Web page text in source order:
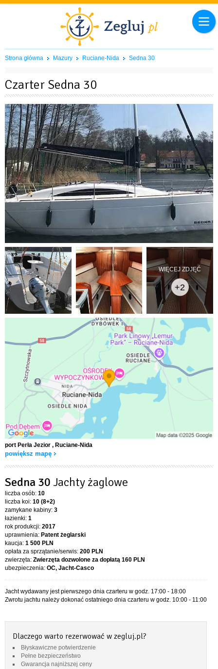
Strona główna Mazury Ruciane-Nida Sedna 30
Czarter Sedna 30
WIĘCEJ ZDJĘĆ
+2
port Perła Jezior , Ruciane-Nida
powiększ mapę
Sedna 30 Jachty żaglowe
liczba osób: 10
liczba koi: 10 (8+2)
zamykane kabiny: 3
łazienki: 1
rok produkcji: 2017
uprawnienia: Patent żeglarski
kaucja: 1 500 PLN
opłata za sprzątanie/serwis: 200 PLN
zwierzęta: Zwierzęta dozwolone za dopłatą 160 PLN
ubezpieczenia: OC, Jacht-Casco
Jacht wydawany jest pierwszego dnia czarteru w godz. 17:00 - 18:00
Zwrotu jachtu należy dokonać ostatniego dnia czarteru w godz. 10:00 - 11:00
Dlaczego warto rezerwować w zegluj.pl?
Błyskawiczne potwierdzenie
Pełne bezpieczeństwo
Gwarancja najniższej ceny